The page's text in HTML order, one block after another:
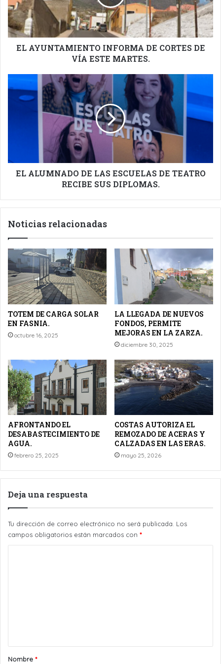
DE
VÍA
ESTE
MARTES.
EL AYUNTAMIENTO INFORMA DE CORTES DE
VÍA ESTE MARTES.
ALUMNADO
SUS
DIPLOMAS.
EL ALUMNADO DE LAS ESCUELAS DE TEATRO
RECIBE SUS DIPLOMAS.
Noticias relacionadas
TOTEM DE CARGA SOLAR
EN FASNIA.
octubre 16, 2025
LA LLEGADA DE NUEVOS
FONDOS, PERMITE
MEJORAS EN LA ZARZA.
diciembre 30, 2025
AFRONTANDO EL
DESABASTECIMIENTO DE
AGUA.
febrero 25, 2025
COSTAS AUTORIZA EL
REMOZADO DE ACERAS Y
CALZADAS EN LAS ERAS.
mayo 25, 2026
Deja una respuesta
Tu dirección de correo electrónico no será publicada. Los
campos obligatorios están marcados con *
rNombre *